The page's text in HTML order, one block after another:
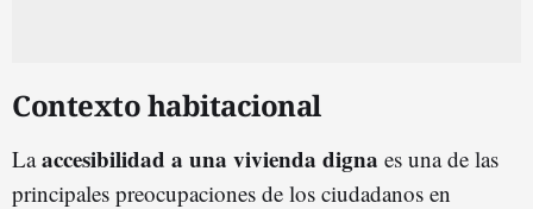
Contexto habitacional
Laaccesibilidad a una vivienda digna es una de las
principales preocupaciones de los ciudadanos en